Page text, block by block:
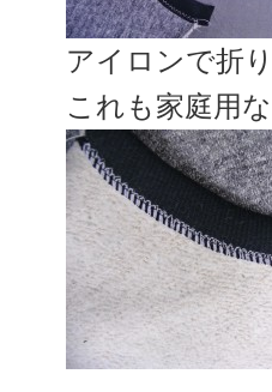
アイロンで折
これも家庭用